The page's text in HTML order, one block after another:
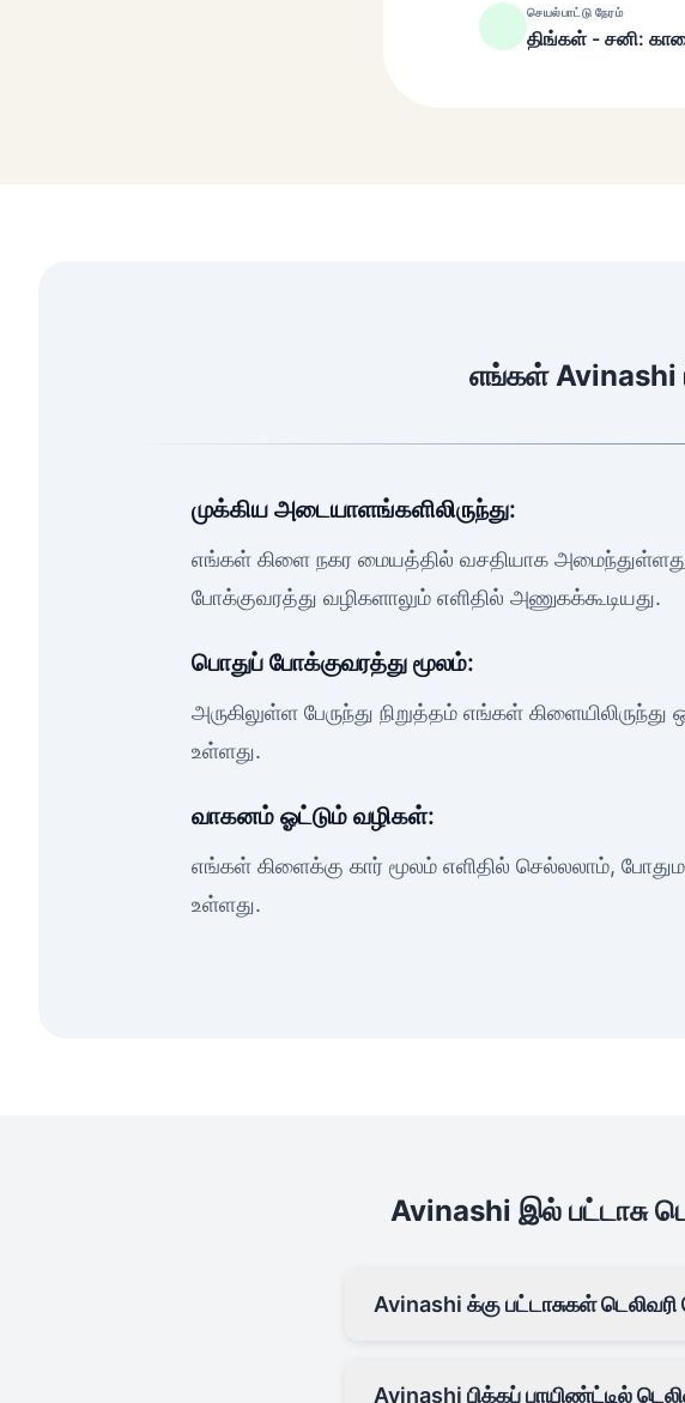
செயல்பாட்டு நேரம்
திங்கள் - சனி:
எங்கள் Avinashi
முக்கிய அடையாளங்களிலிருந்து:
எங்கள் கிளை நகர மையத்தில் வசதியாக
போக்குவரத்து வழிகளாலும் எளிதில் அணுகக்கூடியது.
பொதுப் போக்குவரத்து மூலம்:
அருகிலுள்ள பேருந்து நிறுத்தம் எங்கள் கிளையிலிருந்து
உள்ளது.
வாகனம் ஓட்டும் வழிகள்:
எங்கள் கிளைக்கு கார் மூலம் எளிதில் செல்லலாம்,
உள்ளது.
Avinashi இல் பட்டாசு
Avinashi க்கு பட்டாசுகள்
Avinashi பிக்கப் பாயிண்ட்டில்